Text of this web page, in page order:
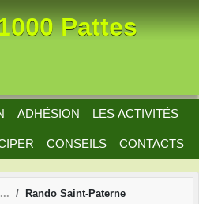
Pattes
ADHÉSION LES ACTIVITÉS
CONSEILS CONTACTS
Rando Saint-Paterne